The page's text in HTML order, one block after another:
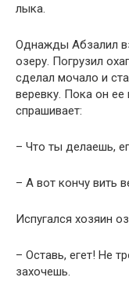
лыка.
Однажды Абзалил
озеру. Погрузил
сделал мочало и
веревку. Пока он
спрашивает:
– Что ты делаешь,
– А вот кончу вить
Испугался хозяин
– Оставь, егет! Не
захочешь.